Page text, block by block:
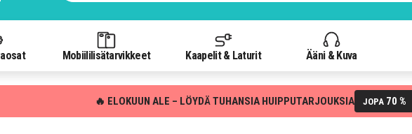
Mobiililisätarvikkeet Kaapelit & Laturit Ääni & Kuva
🔥 ELOKUUN ALE – LÖYDÄ TUHANSIA HUIPPUTARJOUKSIA JOPA 70 %